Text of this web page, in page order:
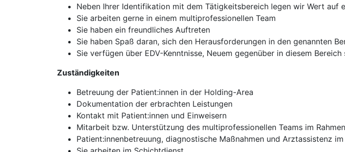
Neben Ihrer Identifikation mit dem Tätigkeitsbereich legen wir Wert auf
Sie arbeiten gerne in einem multiprofessionellen Team
Sie haben ein freundliches Auftreten
Sie haben Spaß daran, sich den Herausforderungen in den genannten
Sie verfügen über EDV-Kenntnisse, Neuem gegenüber in diesem
Zuständigkeiten
Betreuung der Patient:innen in der Holding-Area
Dokumentation der erbrachten Leistungen
Kontakt mit Patient:innen und Einweisern
Mitarbeit bzw. Unterstützung des multiprofessionellen Teams im
Patient:innenbetreuung, diagnostische Maßnahmen und Arztassistenz